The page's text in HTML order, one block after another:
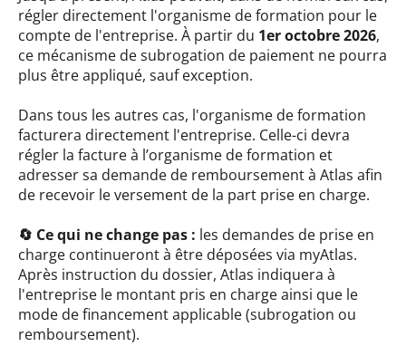
régler directement l'organisme de formation pour le
compte de l'entreprise. À partir du 1er octobre 2026,
ce mécanisme de subrogation de paiement ne pourra
plus être appliqué, sauf exception.
Dans tous les autres cas, l'organisme de formation
facturera directement l'entreprise. Celle-ci devra
régler la facture à l’organisme de formation et
adresser sa demande de remboursement à Atlas afin
de recevoir le versement de la part prise en charge.
🔄 Ce qui ne change pas : les demandes de prise en
charge continueront à être déposées via myAtlas.
Après instruction du dossier, Atlas indiquera à
l'entreprise le montant pris en charge ainsi que le
mode de financement applicable (subrogation ou
remboursement).